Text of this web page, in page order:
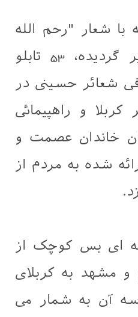
با شعار "رحم الله
من احیا امرنا" دایر گردیده، 53 تابلو
شعائر حسینی در
و راهپیمائی
خاندان عصمت و
شده به مردم از
ای بس کوچک از
مشهد به کربلای
آن به شمار می